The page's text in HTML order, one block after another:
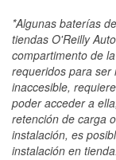
*Algunas baterías
tiendas O'Reilly
compartimento de
requeridos para ser
inaccesible,
poder acceder a
retención de carga
instalación, es
instalación en tienda.